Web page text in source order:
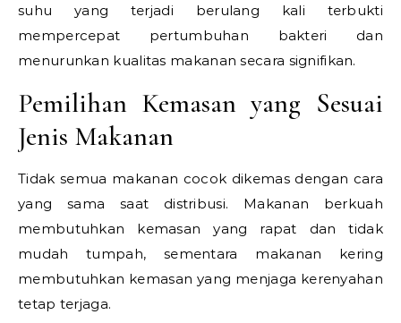
suhu yang terjadi berulang kali terbukti
mempercepat pertumbuhan bakteri dan
menurunkan kualitas makanan secara signifikan.
Pemilihan Kemasan yang Sesuai
Jenis Makanan
Tidak semua makanan cocok dikemas dengan cara
yang sama saat distribusi. Makanan berkuah
membutuhkan kemasan yang rapat dan tidak
mudah tumpah, sementara makanan kering
membutuhkan kemasan yang menjaga kerenyahan
tetap terjaga.